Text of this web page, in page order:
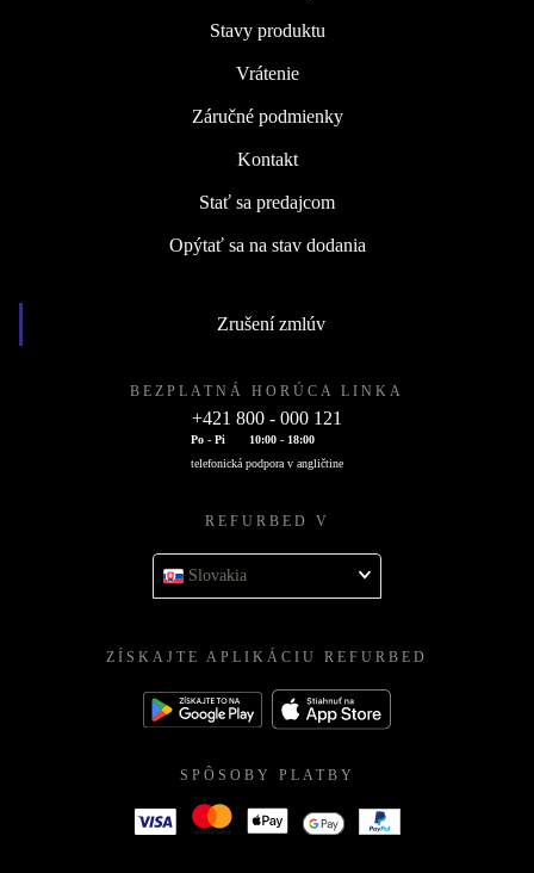
Stavy produktu
Vrátenie
Záručné podmienky
Kontakt
Stať sa predajcom
Opýtať sa na stav dodania
Zrušení zmlúv
BEZPLATNÁ HORÚCA LINKA
+421 800 - 000 121
Po - Pi
10:00 - 18:00
telefonická podpora v angličtine
REFURBED V
Slovakia
ZÍSKAJTE APLIKÁCIU REFURBED
SPÔSOBY PLATBY